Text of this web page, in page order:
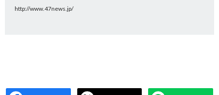
http://www.47news.jp/